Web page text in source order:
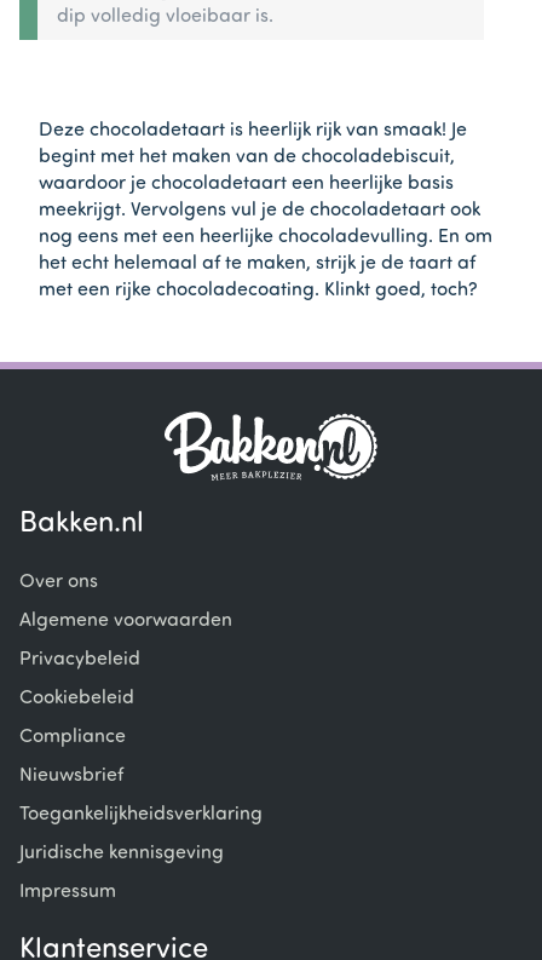
dip volledig vloeibaar is.
Deze chocoladetaart is heerlijk rijk van smaak! Je
begint met het maken van de chocoladebiscuit,
waardoor je chocoladetaart een heerlijke basis
meekrijgt. Vervolgens vul je de chocoladetaart ook
nog eens met een heerlijke chocoladevulling. En om
het echt helemaal af te maken, strijk je de taart af
met een rijke chocoladecoating. Klinkt goed, toch?
Bakken.nl
Over ons
Algemene voorwaarden
Privacybeleid
Cookiebeleid
Compliance
Nieuwsbrief
Toegankelijkheidsverklaring
Juridische kennisgeving
Impressum
Klantenservice